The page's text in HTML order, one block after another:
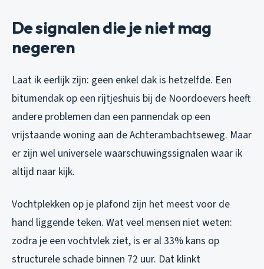
De signalen die je niet mag
negeren
Laat ik eerlijk zijn: geen enkel dak is hetzelfde. Een
bitumendak op een rijtjeshuis bij de Noordoevers heeft
andere problemen dan een pannendak op een
vrijstaande woning aan de Achterambachtseweg. Maar
er zijn wel universele waarschuwingssignalen waar ik
altijd naar kijk.
Vochtplekken op je plafond zijn het meest voor de
hand liggende teken. Wat veel mensen niet weten:
zodra je een vochtvlek ziet, is er al 33% kans op
structurele schade binnen 72 uur. Dat klinkt